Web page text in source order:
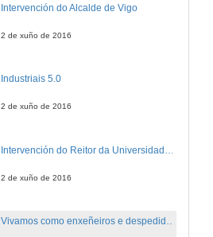
Intervención do Alcalde de Vigo
2 de xuño de 2016
Industriais 5.0
2 de xuño de 2016
2 de xuño de 2016
Vivamos como enxeñeiros e despedida do acto